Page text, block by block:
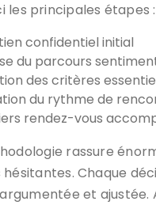
les principales étapes :
confidentiel initial
du parcours
des critères
du rythme de
rendez-vous
rassure
Chaque
et ajustée.